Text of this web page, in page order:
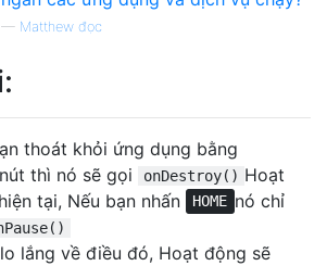
— Matthew đọc
thoát khỏi ứng dụng bằng
nút thì nó sẽ gọi onDestroy() Hoạt
tại, Nếu bạn nhấn
HOME nó chỉ
lắng về điều đó, Hoạt động sẽ